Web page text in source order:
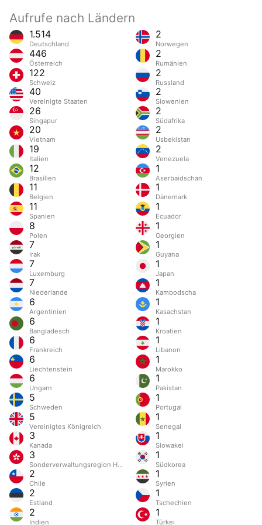
Aufrufe nach Ländern
1.514
Deutschland
446
Österreich
122
Schweiz
40
Vereinigte Staaten
26
Singapur
20
Vietnam
19
Italien
12
Brasilien
11
Belgien
11
Spanien
8
Polen
7
Irak
7
Luxemburg
7
Niederlande
6
Argentinien
6
Bangladesch
6
Frankreich
6
Liechtenstein
6
Ungarn
5
Schweden
5
Vereinigtes Königreich
3
Kanada
3
Sonderverwaltungsregion Hongkong
2
Chile
2
Estland
2
Indien
2
Norwegen
2
Rumänien
2
Russland
2
Slowenien
2
Südafrika
2
Usbekistan
2
Venezuela
1
Aserbaidschan
1
Dänemark
1
Ecuador
1
Georgien
1
Guyana
1
Japan
1
Kambodscha
1
Kasachstan
1
Kroatien
1
Libanon
1
Marokko
1
Pakistan
1
Portugal
1
Senegal
1
Slowakei
1
Südkorea
1
Syrien
1
Tschechien
1
Türkei